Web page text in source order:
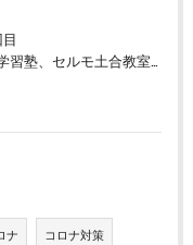
習塾、セルモ土合教室）
ナ コロナ対策